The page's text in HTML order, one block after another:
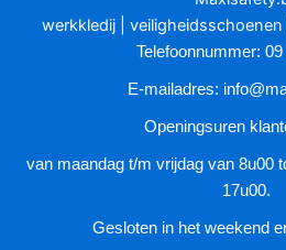
werkkledij
veiligheidsschoenen
Telefoonnummer:
E-mailadres:
Openingsuren
van maandag t/m vrijdag van 8u00
17u00.
Gesloten in het weekend